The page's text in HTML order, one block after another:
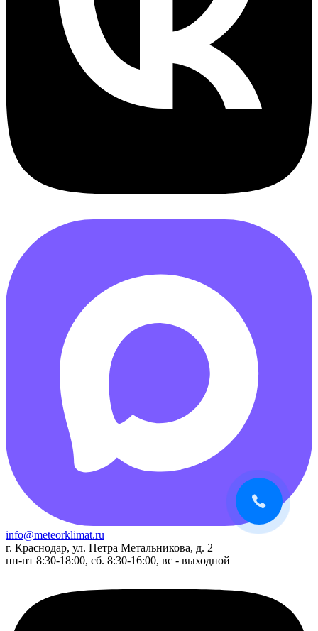
info@meteorklimat.ru
г. Краснодар, ул. Петра Метальникова, д. 2
пн-пт 8:30-18:00, сб. 8:30-16:00, вс - выходной